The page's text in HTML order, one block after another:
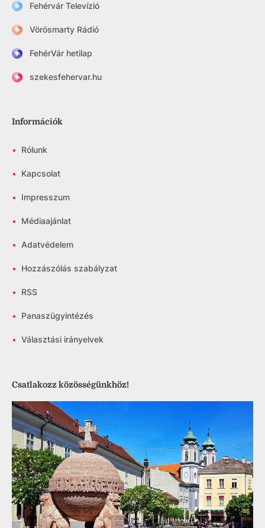
Fehérvár Televízió
Vörösmarty Rádió
FehérVár hetilap
szekesfehervar.hu
Információk
• Rólunk
• Kapcsolat
• Impresszum
• Médiaajánlat
• Adatvédelem
• Hozzászólás szabályzat
• RSS
• Panaszügyintézés
• Választási irányelvek
Csatlakozz közösségünkhöz!